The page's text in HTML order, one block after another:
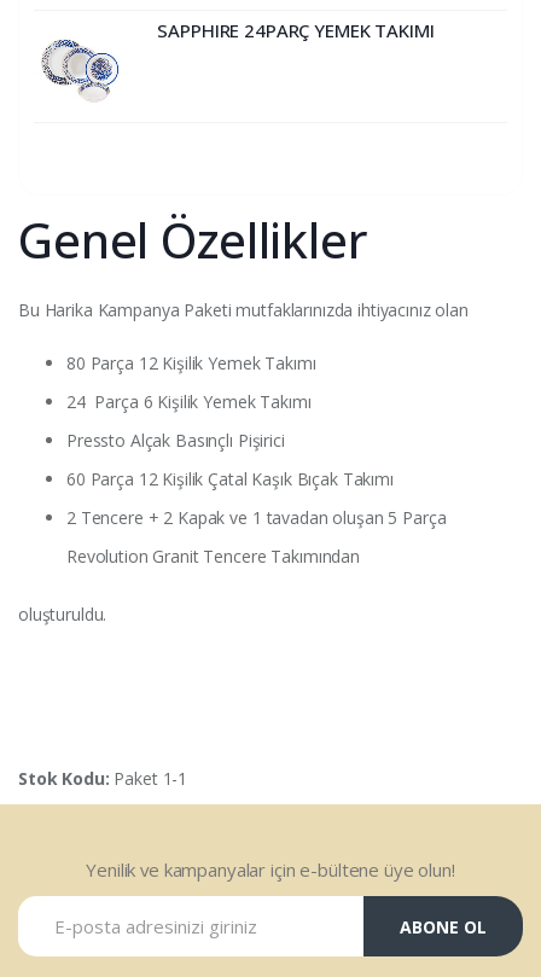
SAPPHIRE 24PARÇ YEMEK TAKIMI
Genel Özellikler
Bu Harika Kampanya Paketi mutfaklarınızda ihtiyacınız olan
80 Parça 12 Kişilik Yemek Takımı
24 Parça 6 Kişilik Yemek Takımı
Pressto Alçak Basınçlı Pişirici
60 Parça 12 Kişilik Çatal Kaşık Bıçak Takımı
2 Tencere + 2 Kapak ve 1 tavadan oluşan 5 Parça
Revolution Granit Tencere Takımından
oluşturuldu.
Stok Kodu: Paket 1-1
Yenilik ve kampanyalar için e-bültene üye olun!
ABONE OL